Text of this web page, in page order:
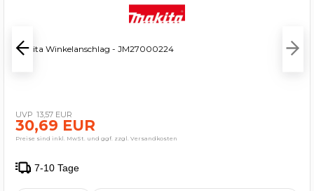
Makita Winkelanschlag - JM27000224
13,57 EUR
30,69 EUR
Preise sind inkl. MwSt. und ggf. zzgl. Versandkosten
7-10 Tage